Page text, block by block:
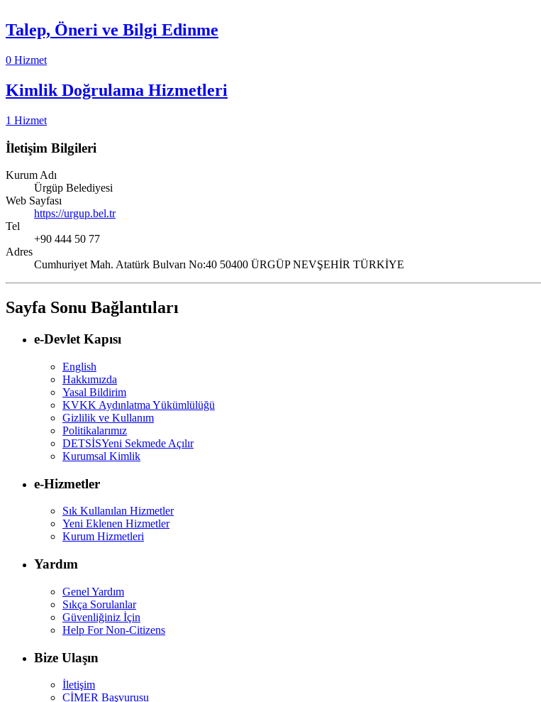
Talep, Öneri ve Bilgi Edinme
0 Hizmet
Kimlik Doğrulama Hizmetleri
1 Hizmet
İletişim Bilgileri
Kurum Adı
Ürgüp Belediyesi
Web Sayfası
https://urgup.bel.tr
Tel
+90 444 50 77
Adres
Cumhuriyet Mah. Atatürk Bulvarı No:40 50400 ÜRGÜP NEVŞEHİR TÜRKİYE
Sayfa Sonu Bağlantıları
e-Devlet Kapısı
English
Hakkımızda
Yasal Bildirim
KVKK Aydınlatma Yükümlülüğü
Gizlilik ve Kullanım
Politikalarımız
DETSİSYeni Sekmede Açılır
Kurumsal Kimlik
e-Hizmetler
Sık Kullanılan Hizmetler
Yeni Eklenen Hizmetler
Kurum Hizmetleri
Yardım
Genel Yardım
Sıkça Sorulanlar
Güvenliğiniz İçin
Help For Non-Citizens
Bize Ulaşın
İletişim
CİMER Başvurusu